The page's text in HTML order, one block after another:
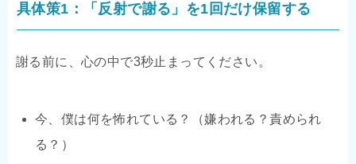
具体策1：「反射で謝る」を1回だけ保留する
謝る前に、心の中で3秒止まってください。
今、僕は何を怖れている？（嫌われる？責められ
る？）